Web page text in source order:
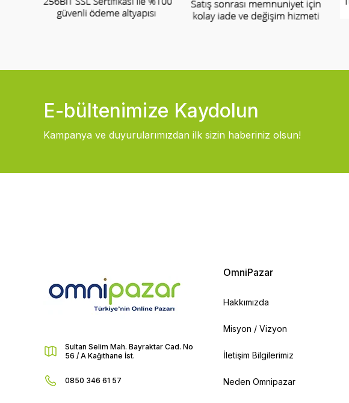
E-bültenimize Kaydolun
Kampanya ve duyurularımızdan ilk sizin haberiniz olsun!
Sultan Selim Mah. Bayraktar Cad. No
56 / A Kağıthane İst.
0850 346 61 57
OmniPazar
Hakkımızda
Misyon / Vizyon
İletişim Bilgilerimiz
Neden Omnipazar